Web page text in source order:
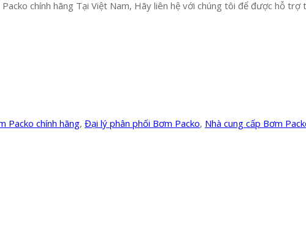
chính hãng Tại Việt Nam, Hãy liên hệ với chúng tôi để được hỗ trợ
Packo chính hãng, Đại lý phân phối Bơm Packo, Nhà cung cấp Bơm